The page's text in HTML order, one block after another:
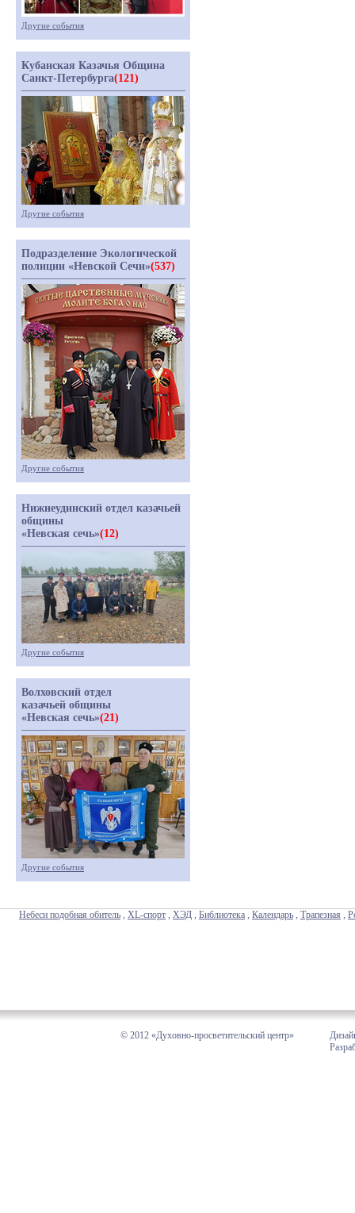
Другие события
Кубанская Казачья Община
Санкт-Петербурга(121)
Другие события
Подразделение Экологической
полиции «Невской Сечи»(537)
Другие события
Нижнеудинский отдел казачьей
общины
«Невская сечь»(12)
Другие события
Волховский отдел
казачьей общины
«Невская сечь»(21)
Другие события
Небеси подобная обитель , XL-спорт , ХЭД , Библиотека , Календарь , Трапезная ,
© 2012 «Духовно-просветительский центр»